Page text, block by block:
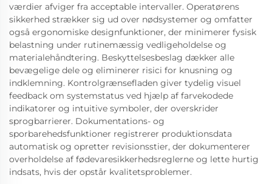
værdier afviger fra acceptable intervaller. Operatørens
sikkerhed strækker sig ud over nødsystemer og omfatter
også ergonomiske designfunktioner, der minimerer fysisk
belastning under rutinemæssig vedligeholdelse og
materialehåndtering. Beskyttelsesbeslag dækker alle
bevægelige dele og eliminerer risici for knusning og
indklemning. Kontrolgrænsefladen giver tydelig visuel
feedback om systemstatus ved hjælp af farvekodede
indikatorer og intuitive symboler, der overskrider
sprogbarrierer. Dokumentations- og
sporbarehedsfunktioner registrerer produktionsdata
automatisk og opretter revisionsstier, der dokumenterer
overholdelse af fødevaresikkerhedsreglerne og lette hurtig
indsats, hvis der opstår kvalitetsproblemer.